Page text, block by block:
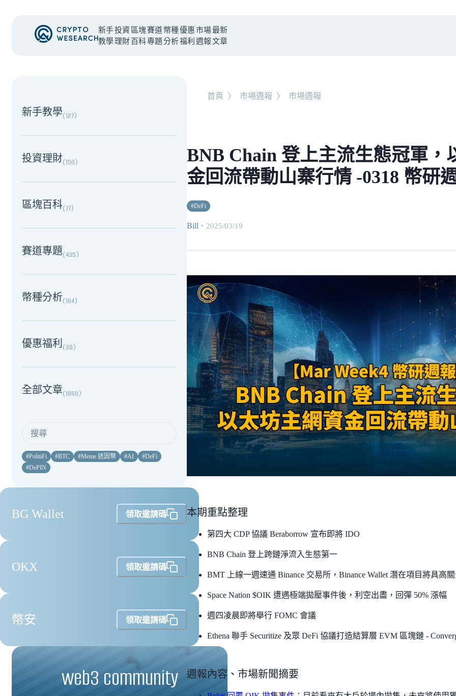
新手
教學
投資
理財
區塊
百科
賽道
專題
幣種
分析
優惠
福利
市場
週報
最新
文章
NEW EVENT
新手教學(127)
投資理財(150)
區塊百科(77)
賽道專題(435)
幣種分析(164)
優惠福利(38)
全部文章(1860)
#PolitiFi #BTC #Meme 迷因幣 #AI #DeFi
#DePIN
BG Wallet 領取邀請碼
OKX 領取邀請碼
幣安 領取邀請碼
web3 community
首頁 〉 市場週報 〉 市場週報
BNB Chain 登上主流生態冠軍，
金回流帶動山寨行情 -0318 幣研
#DeFi
Bill ・ 2025/03/19
本期重點整理
第四大 CDP 協議 Beraborrow 宣布即將 IDO
BNB Chain 登上跨鏈淨流入生態第一
BMT 上線一週速通 Binance 交易所，Binance Wallet 潛在項目將具高
Space Nation $OIK 遭遇極端拋壓事件後，利空出盡，回彈 50% 漲幅
週四凌晨即將舉行 FOMC 會議
Ethena 聯手 Securitize 及眾 DeFi 協議打造結算層 EVM 區塊鏈 -
週報內容、市場新聞摘要